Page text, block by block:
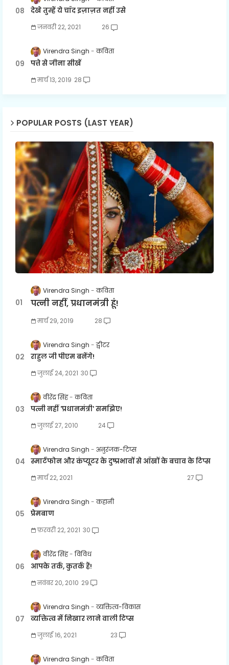
देखे तुम्हें ये चाँद इज़ाज़त नहीं उसे
जनवरी 22, 2021 26
Virendra Singh कविता
पत्ते से जीना सीखें
मार्च 13, 2019 28
POPULAR POSTS (LAST YEAR)
Virendra Singh कविता
पत्नी नहीं, प्रधानमंत्री हूं!
मार्च 29, 2019 28
Virendra Singh ट्वीटर
राहुल जी पीएम बनेंगे!
जुलाई 24, 2021 30
वीरेंद्र सिंह कविता
पत्नी नहीं 'प्रधानमंत्री' समझिए!
जुलाई 27, 2010 24
Virendra Singh अनुरंजक-टिप्स
स्मार्टफोन और कंप्यूटर के दुष्प्रभावों से आँखों के बचाव के टिप्स
मार्च 22, 2021 27
Virendra Singh कहानी
प्रेमबाण
फ़रवरी 22, 2021 30
वीरेंद्र सिंह विविध
आपके तर्क, कुतर्क हैं!
नवंबर 20, 2010 29
Virendra Singh व्यक्तित्व-विकास
व्यक्तित्व में निखार लाने वाली टिप्स
जुलाई 16, 2021 23
Virendra Singh कविता